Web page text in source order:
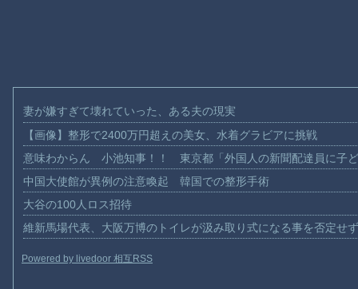
妻が嫌すぎて壊れていった、ある夫の現実
【画像】整形で2400万円超えの美女、水着グラビアに挑戦
意味わからん 小池知事！！ 東京都「外国人の新聞配達員に子
中国大使館が異例の注意喚起 韓国での整形手術
大谷の100人ロス招待
維新馬場代表、大阪万博のトイレが汲み取り式になる事を否定せ
Powered by livedoor 相互RSS